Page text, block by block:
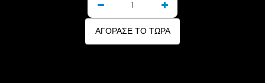
ΑΓΌΡΑΣΕ ΤΟ ΤΏΡΑ